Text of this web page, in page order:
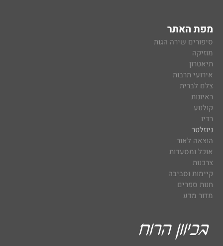
מפת האתר
סיפורים שירה הגות
מוזיקה
תיאטרון
אירועי תרבות
צלם לברית
ראיונות
קולנוע
רדיו
ניוזלטר
הוצאה לאור
אוכל ומסעדות
צרכנות
קיימות וסביבה
חנות ספרים
מדור מדע